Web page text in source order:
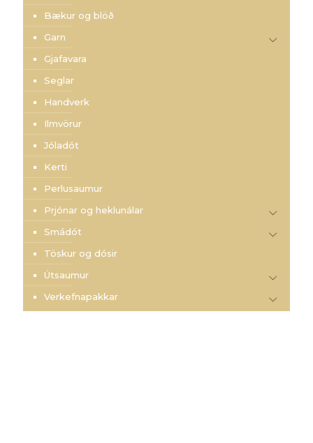
Bækur og blöð
Garn
Gjafavara
Seglar
Handverk
Ilmvörur
Jóladót
Kerti
Perlusaumur
Prjónar og heklunálar
Smádót
Töskur og dósir
Útsaumur
Verkefnapakkar